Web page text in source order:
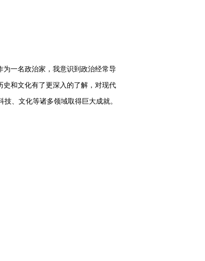
一名政治家，我意识到政治经常导
和文化有了更深入的了解，对现代
、文化等诸多领域取得巨大成就。